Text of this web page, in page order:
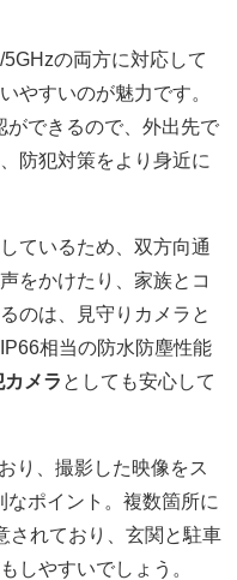
5GHzの両方に対応して
やすいのが魅力です。
ができるので、外出先で
防犯対策をより身近に
ているため、双方向通
をかけたり、家族とコ
のは、見守りカメラと
相当の防水防塵性能
カメラ としても安心して
り、撮影した映像をス
ポイント。複数箇所に
されており、玄関と駐車
しやすいでしょう。